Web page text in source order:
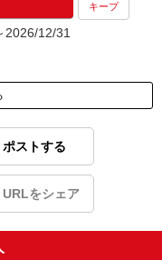
キープ
2026/12/31
ポストする
URLをシェア